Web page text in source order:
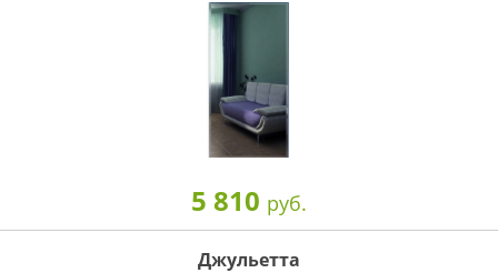
5 810 руб.
Джульетта